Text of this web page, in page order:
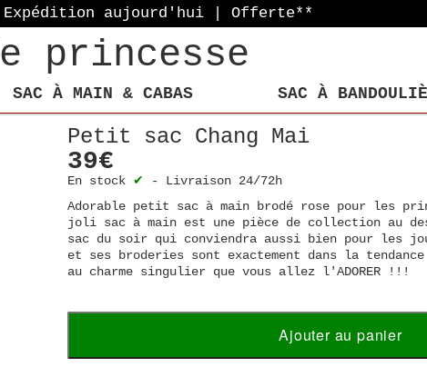
princesse
SAC À MAIN & CABAS SAC À
aujourd'hui | Offerte**
Petit sac Chang Mai
39€
En stock ✔ - Livraison 24/72h
Adorable petit sac à main brodé rose pour les
joli sac à main est une pièce de collection au
sac du soir qui conviendra aussi bien pour les
et ses broderies sont exactement dans la
au charme singulier que vous allez l'ADORER !!!
Ajouter au panier